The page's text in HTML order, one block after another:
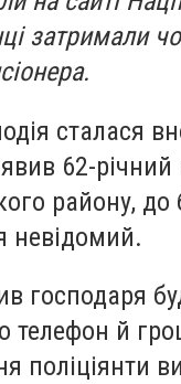
затримали
сталася
62-
району, до
невідомий.
господаря
телефон й
поліціянти